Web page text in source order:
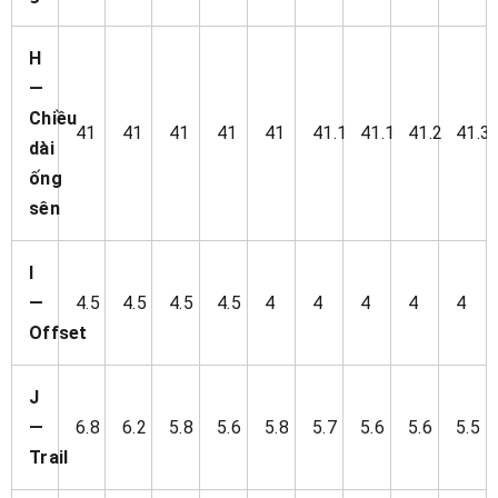
H
—
Chiều
dài
ống
sên
41 41 41 41 41 41.1 41.1 41.2 41.3
I
—
Offset
4.5 4.5 4.5 4.5 4 4 4 4 4
J
—
Trail
6.8 6.2 5.8 5.6 5.8 5.7 5.6 5.6 5.5